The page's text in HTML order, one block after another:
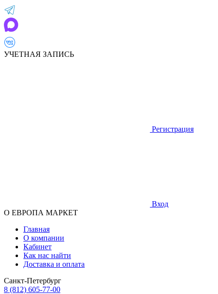
УЧЕТНАЯ ЗАПИСЬ
Регистрация
Вход
О ЕВРОПА МАРКЕТ
Главная
О компании
Кабинет
Как нас найти
Доставка и оплата
Санкт-Петербург
8 (812) 605-77-00